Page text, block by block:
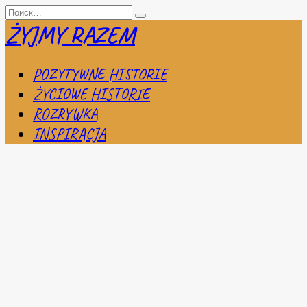
Перейти
к
содержанию
Search
for:
ŻYJMY RAZEM
POZYTYWNE HISTORIE
ŻYCIOWE HISTORIE
ROZRYWKA
INSPIRACJA